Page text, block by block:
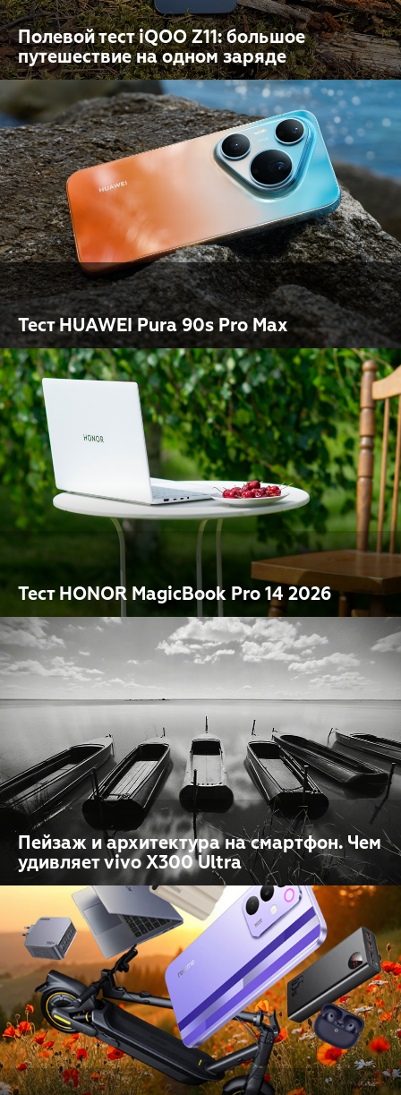
Полевой тест iQOO Z11: большое
путешествие на одном заряде
Тест HUAWEI Pura 90s Pro Max
Тест HONOR MagicBook Pro 14 2026
Пейзаж и архитектура на смартфон. Чем
удивляет vivo X300 Ultra